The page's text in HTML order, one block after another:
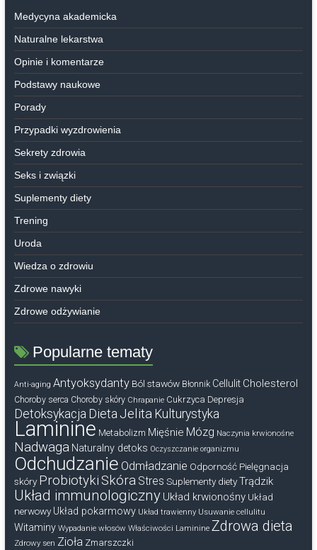
Medycyna akademicka
Naturalne lekarstwa
Opinie i komentarze
Podstawy naukowe
Porady
Przypadki wyzdrowienia
Sekrety zdrowia
Seks i związki
Suplementy diety
Trening
Uroda
Wiedza o zdrowiu
Zdrowe nawyki
Zdrowe odżywianie
Popularne tematy
Anti-aging Antyoksydanty Ból stawów Błonnik Cellulit Cholesterol
Choroby serca Choroby skóry Chrapanie Cukrzyca Depresja
Detoksykacja Dieta Jelita Kulturystyka
Laminine Metabolizm Mięśnie Mózg Naczynia krwionośne
Nadwaga Naturalny detoks Oczyszczanie organizmu
Odchudzanie Odmładzanie Odporność Pielęgnacja
skóry Probiotyki Skóra Stres Suplementy diety Trądzik
Układ immunologiczny Układ krwionośny Układ
nerwowy Układ pokarmowy Układ trawienny Usuwanie cellulitu
Witaminy Wypadanie włosów Właściwości Laminine Zdrowa dieta
Zdrowy sen Zioła Zmarszczki